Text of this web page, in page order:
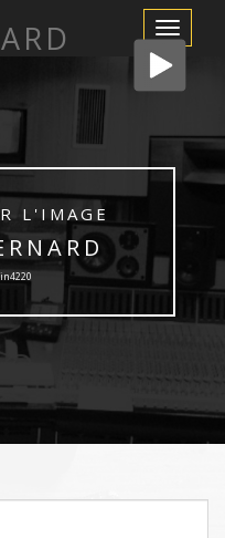
Afficher/
la
navigation
L'IMAGE